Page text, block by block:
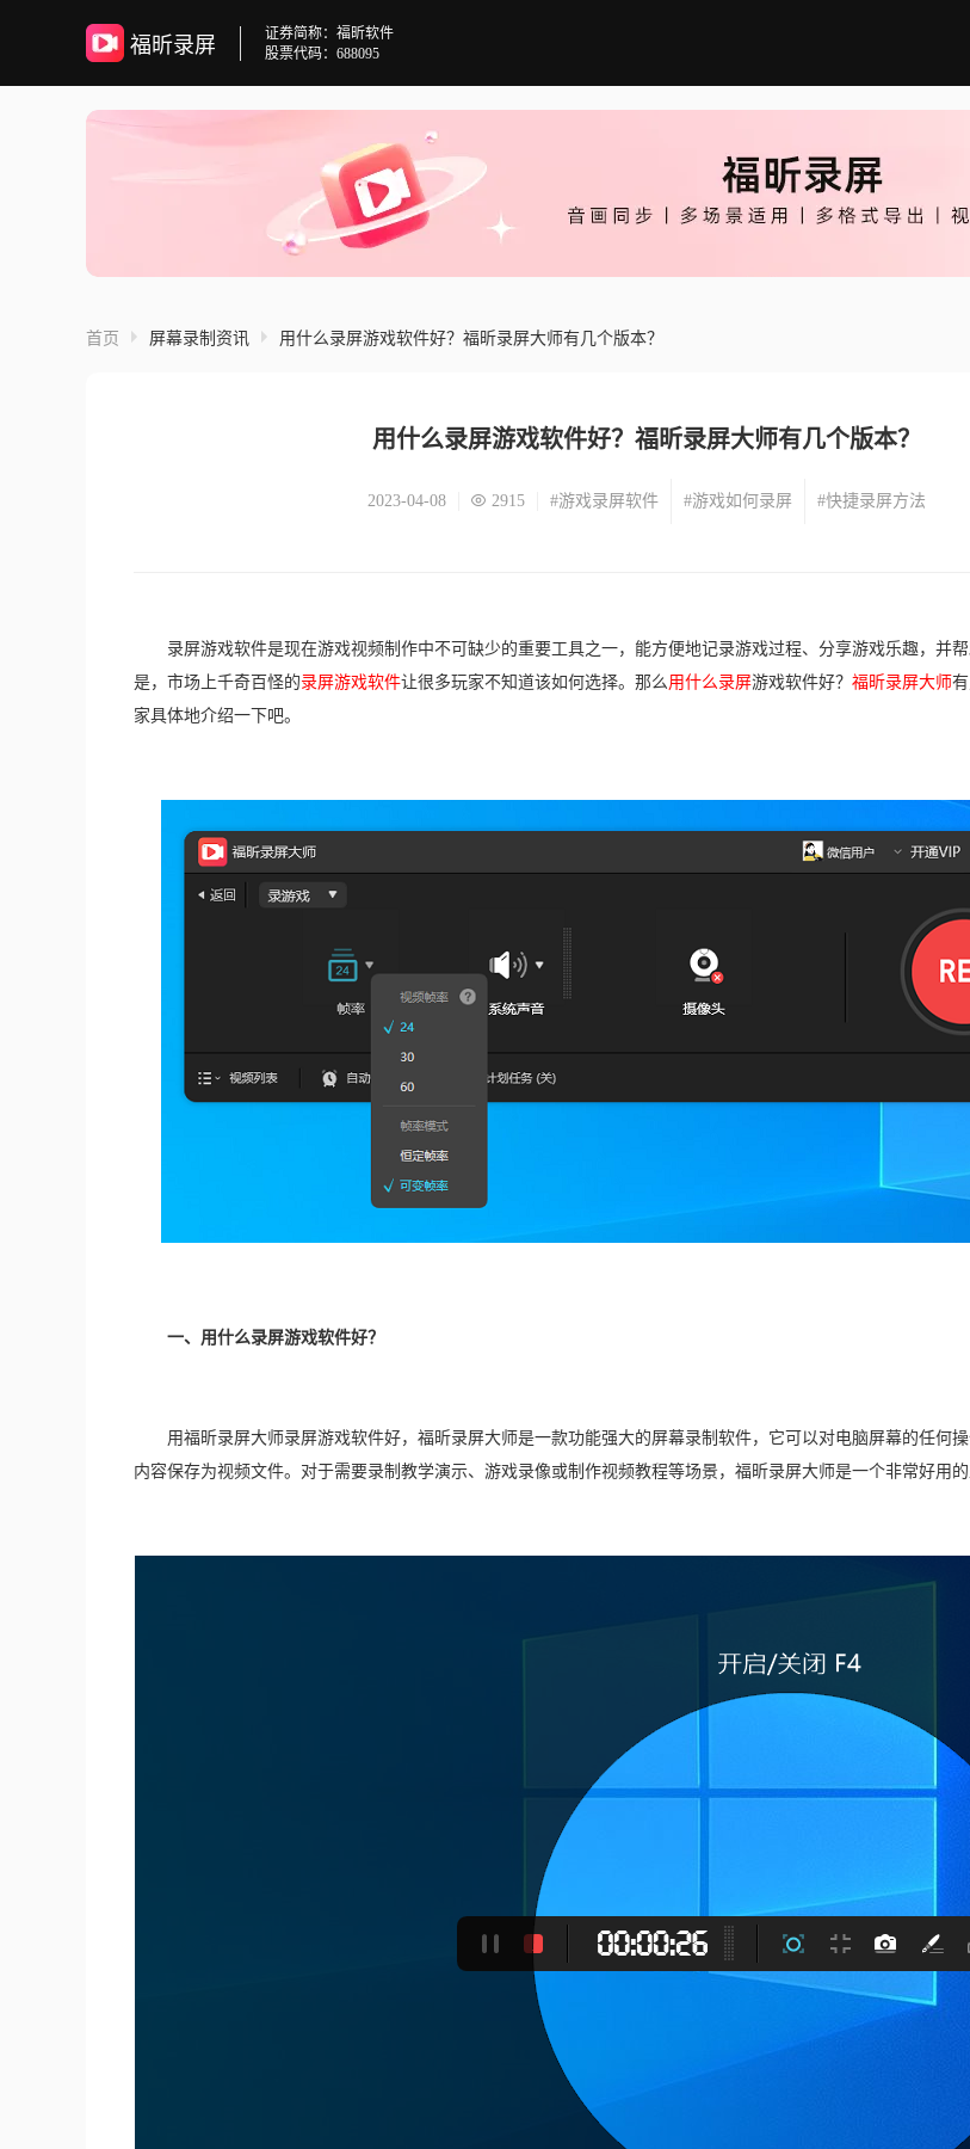
福昕录屏
证券简称：福昕软件
股票代码：688095
首页 屏幕录制资讯 用什么录屏游戏软件好？福昕录屏大师有几个版本？
用什么录屏游戏软件好？福昕录屏大师有几个版本？
2023-04-08 2915 #游戏录屏软件 #游戏如何录屏 #快捷录屏方法
录屏游戏软件是现在游戏视频制作中不可缺少的重要工具之一，能方便地记录游戏过程、分享游戏乐趣，并
是，市场上千奇百怪的录屏游戏软件让很多玩家不知道该如何选择。那么用什么录屏游戏软件好？ 福昕录屏大师
家具体地介绍一下吧。
一、用什么录屏游戏软件好？
用福昕录屏大师录屏游戏软件好，福昕录屏大师是一款功能强大的屏幕录制软件，它可以对电脑屏幕的任何
内容保存为视频文件。对于需要录制教学演示、游戏录像或制作视频教程等场景，福昕录屏大师是一个非常好用的